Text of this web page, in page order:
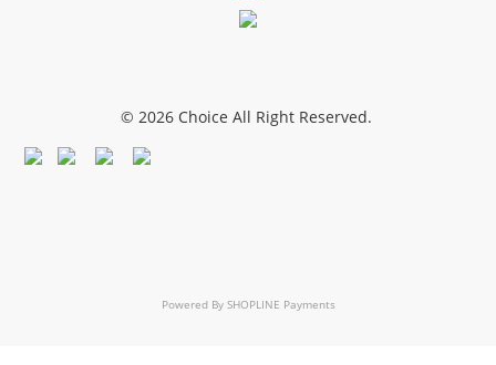
© 2026 Choice All Right Reserved.
Powered By SHOPLINE Payments